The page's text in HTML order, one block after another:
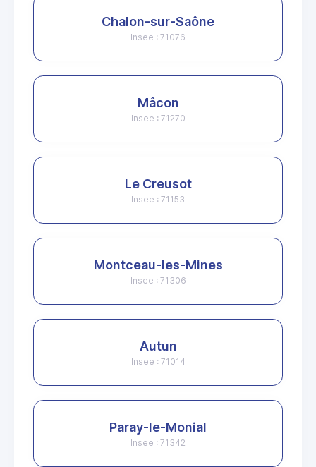
Chalon-sur-Saône
Insee : 71076
Mâcon
Insee : 71270
Le Creusot
Insee : 71153
Montceau-les-Mines
Insee : 71306
Autun
Insee : 71014
Paray-le-Monial
Insee : 71342